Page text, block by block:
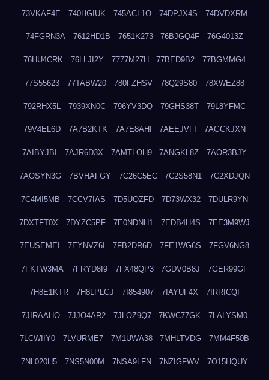
73VKAF4E 740HGIUK 745ACL1O 74DPJX4S 74DVDXRM
74FGRN3A 7612HD1B 7651K273 76BJGQ4F 76G4013Z
76HU4CRK 76LLJI2Y 7777M27H 77BED9B2 77BGMMG4
77S55623 77TABW20 780FZHSV 78Q29S80 78XWEZ88
792RHX5L 7939XN0C 796YV3DQ 79GHS38T 79L8YFMC
79V4EL6D 7A7B2KTK 7A7E8AHI 7AEEJVFI 7AGCKJXN
7AIBYJBI 7AJR6D3X 7AMTLOH9 7ANGKL8Z 7AOR3BJY
7AOSYN3G 7BVHAFGY 7C26C5EC 7C2S58N1 7C2XDJQN
7C4MI5MB 7CCV7IAS 7D5UQZFD 7D73WX32 7DULR9YN
7DXTFT0X 7DYZC5PF 7E0NDNH1 7EDB4H4S 7EE3M9WJ
7EUSEMEI 7EYNVZ6I 7FB2DR6D 7FE1WG6S 7FGV6NG8
7FKTW3MA 7FRYD8I9 7FX48QP3 7GDV0B8J 7GER99GF
7H8E1KTR 7H8LPLGJ 7I854907 7IAYUF4X 7IRRICQI
7JIRAAHO 7JJO4AR2 7JLOZ9Q7 7KWC77GK 7LALYSM0
7LCWIIY0 7LVURME7 7M1UWA38 7MHLTVDG 7MM4F50B
7NL020H5 7NS5N00M 7NSA9LFN 7NZIGFWV 7O15HQUY